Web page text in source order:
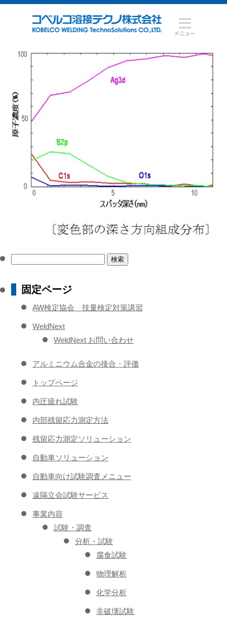
固定ページ
AW検定協会 技量検定対策講習
WeldNext
WeldNext お問い合わせ
アルミニウム合金の接合・評価
トップページ
内圧疲れ試験
内部残留応力測定方法
残留応力測定ソリューション
自動車ソリューション
自動車向け試験調査メニュー
遠隔立会試験サービス
事業内容
試験・調査
分析・試験
腐食試験
物理解析
化学分析
非破壊試験